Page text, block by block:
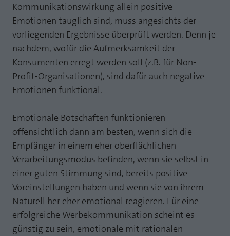
Kommunikationswirkung allein positive
Emotionen tauglich sind, muss angesichts der
vorliegenden Ergebnisse überprüft werden. Denn je
nachdem, wofür die Aufmerksamkeit der
Konsumenten erregt werden soll (z.B. für Non-
Profit-Organisationen), sind dafür auch negative
Emotionen funktional.
Emotionale Botschaften funktionieren
offensichtlich dann am besten, wenn sich die
Empfänger in einem eher oberflächlichen
Verarbeitungsmodus befinden, wenn sie selbst in
einer guten Stimmung sind, bereits positive
Voreinstellungen haben und wenn sie von ihrem
Naturell her eher emotional reagieren. Für eine
erfolgreiche Werbekommunikation scheint es
günstig zu sein, emotionale mit rationalen